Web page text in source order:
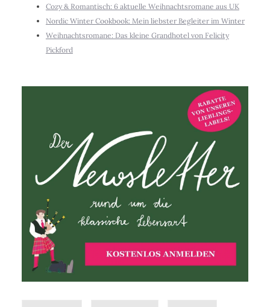
Cozy & Romantisch: 6 aktuelle Weihnachtsromane aus UK
Nordic Winter Cookbook: Mein liebster Begleiter im Winter
Weihnachtsromane: Das kleine Grandhotel von Felicity
Pickford